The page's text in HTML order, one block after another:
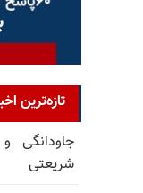
تازه‌ترین
جاودانگی
شریعتی